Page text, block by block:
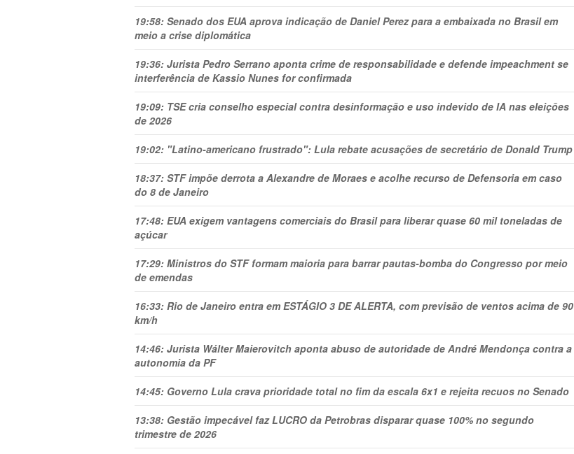
19:58: Senado dos EUA aprova indicação de Daniel Perez para a embaixada no Brasil em
meio a crise diplomática
19:36: Jurista Pedro Serrano aponta crime de responsabilidade e defende impeachment se
interferência de Kassio Nunes for confirmada
19:09: TSE cria conselho especial contra desinformação e uso indevido de IA nas eleições
de 2026
19:02: "Latino-americano frustrado": Lula rebate acusações de secretário de Donald Trump
18:37: STF impõe derrota a Alexandre de Moraes e acolhe recurso de Defensoria em caso
do 8 de Janeiro
17:48: EUA exigem vantagens comerciais do Brasil para liberar quase 60 mil toneladas de
açúcar
17:29: Ministros do STF formam maioria para barrar pautas-bomba do Congresso por meio
de emendas
16:33: Rio de Janeiro entra em ESTÁGIO 3 DE ALERTA, com previsão de ventos acima de 90
km/h
14:46: Jurista Wálter Maierovitch aponta abuso de autoridade de André Mendonça contra a
autonomia da PF
14:45: Governo Lula crava prioridade total no fim da escala 6x1 e rejeita recuos no Senado
13:38: Gestão impecável faz LUCRO da Petrobras disparar quase 100% no segundo
trimestre de 2026